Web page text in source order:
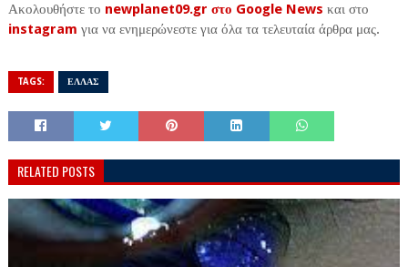
Ακολουθήστε το newplanet09.gr στο Google News και στο
instagram για να ενημερώνεστε για όλα τα τελευταία άρθρα μας.
TAGS: ΕΛΛΑΣ
RELATED POSTS